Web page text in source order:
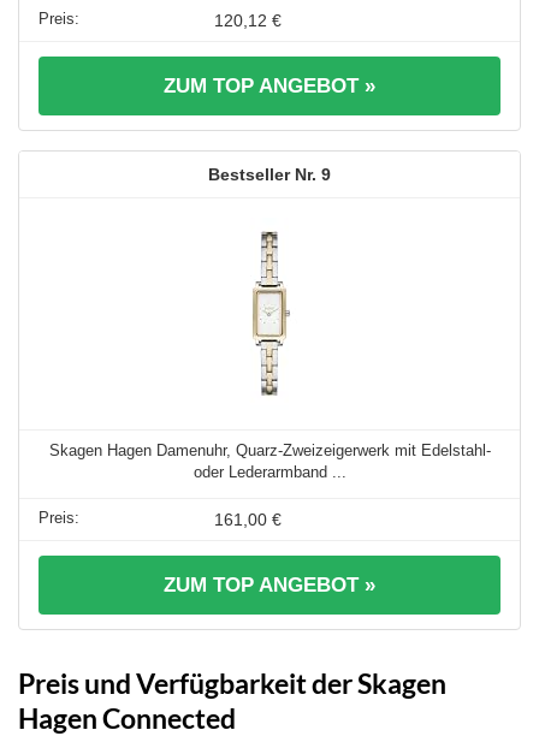
120,12 €
ZUM TOP ANGEBOT »
9
Skagen Hagen Damenuhr, Quarz-Zweizeigerwerk mit Edelstahl-
oder Lederarmband ...
161,00 €
ZUM TOP ANGEBOT »
Preis und Verfügbarkeit der Skagen
Hagen Connected